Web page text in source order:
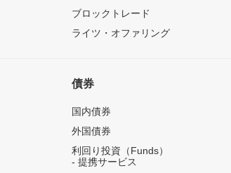
ブロックトレード
ライツ・オファリング
債券
国内債券
外国債券
利回り投資（Funds）
- 提携サービス